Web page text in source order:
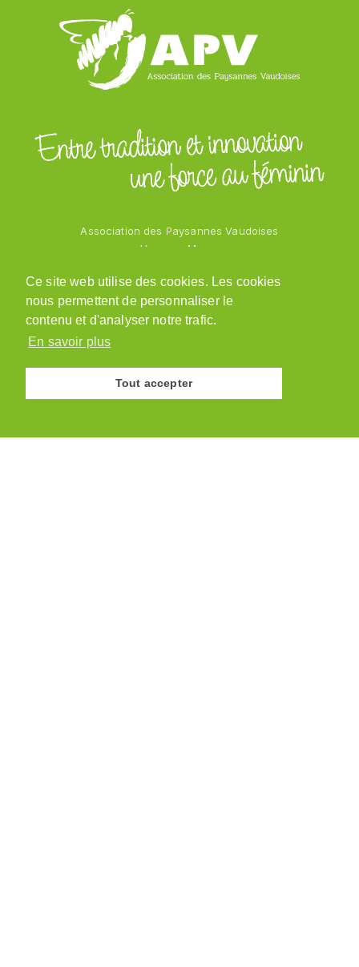
Ce site web utilise des cookies. Les cookies
nous permettent de personnaliser le
contenu et d'analyser notre trafic.
En savoir plus
Tout accepter
Association des Paysannes Vaudoises
Vanessa Mayor
1543 Grandcour
079 218 48 69
admin@paysannesvaudoises.ch
© Association des Paysannes Vaudoises · 2026